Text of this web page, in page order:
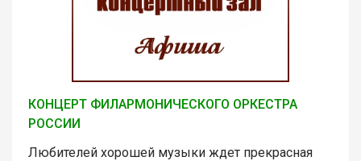
КОНЦЕРТ ФИЛАРМОНИЧЕСКОГО ОРКЕСТРА
РОССИИ
Любителей хорошей музыки ждет прекрасная